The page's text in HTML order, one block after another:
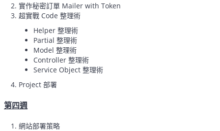
實作秘密訂單 Mailer with Token
超實戰 Code 整理術
Helper 整理術
Partial 整理術
Model 整理術
Controller 整理術
Service Object 整理術
Project 部署
第四週
網站部署策略